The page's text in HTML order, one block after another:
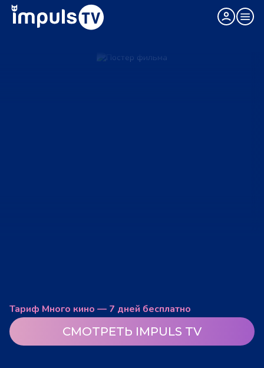
Тариф Много кино — 7 дней бесплатно
СМОТРЕТЬ IMPULS TV